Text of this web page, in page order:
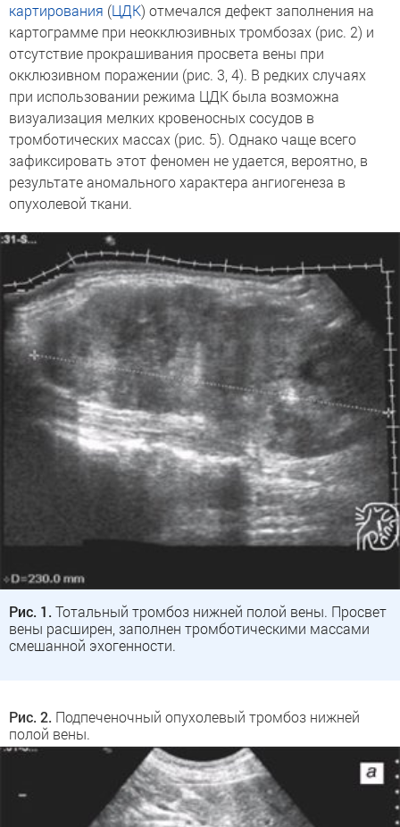
картирования (ЦДК) отмечался дефект заполнения на
картограмме при неокклюзивных тромбозах (рис. 2) и
отсутствие прокрашивания просвета вены при
окклюзивном поражении (рис. 3, 4). В редких случаях
при использовании режима ЦДК была возможна
визуализация мелких кровеносных сосудов в
тромботических массах (рис. 5). Однако чаще всего
зафиксировать этот феномен не удается, вероятно, в
результате аномального характера ангиогенеза в
опухолевой ткани.
Рис. 1. Тотальный тромбоз нижней полой вены. Просвет
вены расширен, заполнен тромботическими массами
смешанной эхогенности.
Рис. 2. Подпеченочный опухолевый тромбоз нижней
полой вены.